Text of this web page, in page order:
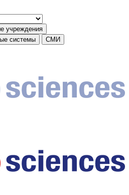
учреждения
системы
СМИ